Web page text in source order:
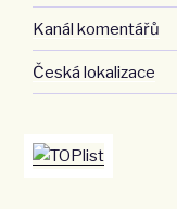
Kanál komentářů
Česká lokalizace